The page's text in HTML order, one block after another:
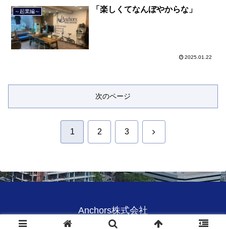
～起業編～ 「楽しくてなんぼやからな」
2025.01.22
次のページ
1 2 3 次
Anchors株式会社
© 2020 Anchors株式会社.